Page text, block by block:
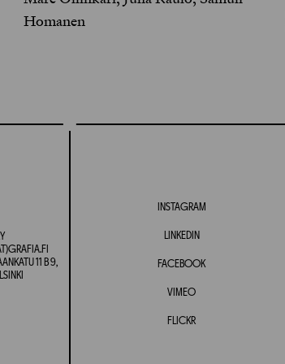
Homanen
11 B 9,
INSTAGRAM
LINKEDIN
FACEBOOK
VIMEO
FLICKR